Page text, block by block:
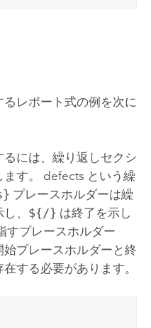
レポート式の例を次に
には、繰り返しセクシ
ます。 defects という繰
プレースホルダーは繰
、 ${/} は終了を示し
すプレースホルダー
プレースホルダーと終
する必要があります。